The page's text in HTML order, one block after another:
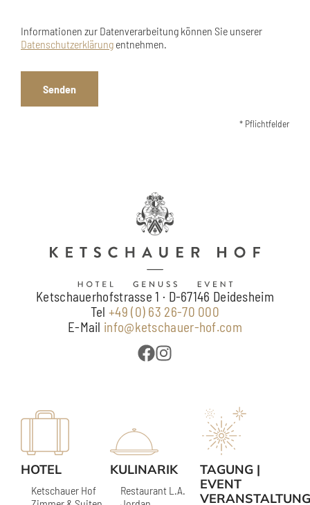
Informationen zur Datenverarbeitung können Sie unserer
Datenschutzerklärung entnehmen.
* Pflichtfelder
Ketschauerhofstrasse 1 · D-67146 Deidesheim
Tel+49 (0) 63 26-70 000
E-Mail info@ketschauer-hof.com
HOTEL
Ketschauer Hof
KULINARIK
Restaurant L.A.
TAGUNG |
EVENT
VERANSTALTUNG